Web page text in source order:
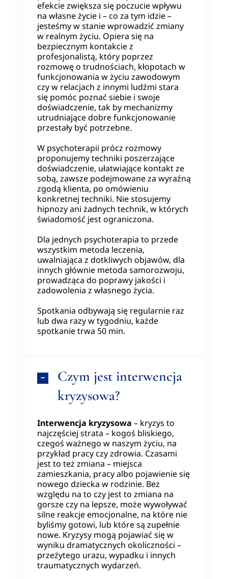
efekcie zwiększa się poczucie wpływu
na własne życie i – co za tym idzie –
jesteśmy w stanie wprowadzić zmiany
w realnym życiu. Opiera się na
bezpiecznym kontakcie z
profesjonalistą, który poprzez
rozmowę o trudnościach, kłopotach w
funkcjonowania w życiu zawodowym
czy w relacjach z innymi ludźmi stara
się pomóc poznać siebie i swoje
doświadczenie, tak by mechanizmy
utrudniające dobre funkcjonowanie
przestały być potrzebne.
W psychoterapii prócz rozmowy
proponujemy techniki poszerzające
doświadczenie, ułatwiające kontakt ze
sobą, zawsze podejmowane za wyraźną
zgodą klienta, po omówieniu
konkretnej techniki. Nie stosujemy
hipnozy ani żadnych technik, w których
świadomość jest ograniczona.
Dla jednych psychoterapia to przede
wszystkim metoda leczenia,
uwalniająca z dotkliwych objawów, dla
innych głównie metoda samorozwoju,
prowadząca do poprawy jakości i
zadowolenia z własnego życia.
Spotkania odbywają się regularnie raz
lub dwa razy w tygodniu, każde
spotkanie trwa 50 min.
Czym jest interwencja
kryzysowa?
Interwencja kryzysowa – kryzys to
najczęściej strata – kogoś bliskiego,
czegoś ważnego w naszym życiu, na
przykład pracy czy zdrowia. Czasami
jest to też zmiana – miejsca
zamieszkania, pracy albo pojawienie się
nowego dziecka w rodzinie. Bez
względu na to czy jest to zmiana na
gorsze czy na lepsze, może wywoływać
silne reakcje emocjonalne, na które nie
byliśmy gotowi, lub które są zupełnie
nowe. Kryzysy mogą pojawiać się w
wyniku dramatycznych okoliczności –
przeżytego urazu, wypadku i innych
traumatycznych wydarzeń.